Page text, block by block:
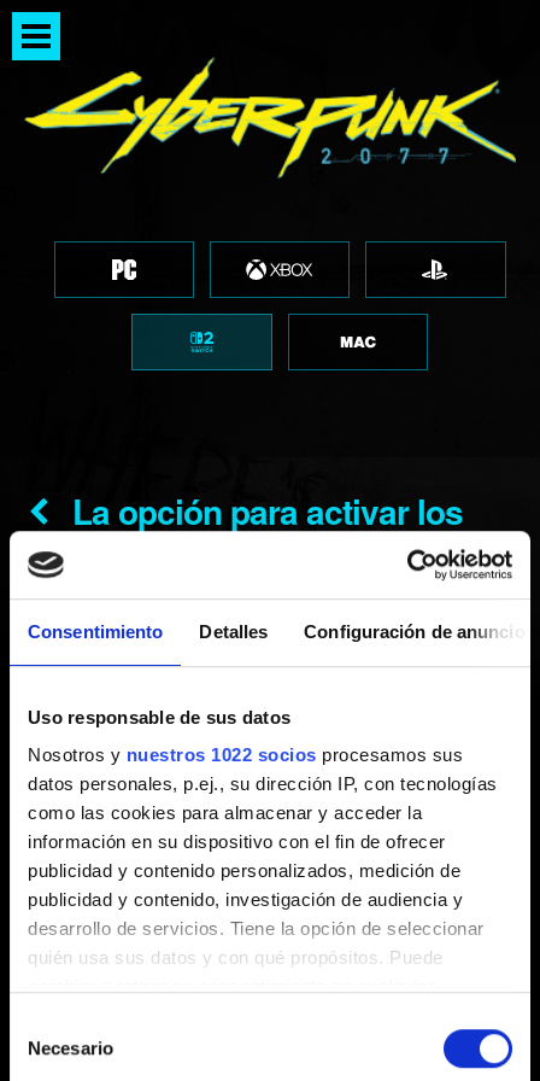
Consentimiento Detalles Configuración de anuncios
Uso responsable de sus datos
Nosotros y nuestros 1022 socios procesamos sus
datos personales, p.ej., su dirección IP, con tecnologías
como las cookies para almacenar y acceder la
información en su dispositivo con el fin de ofrecer
publicidad y contenido personalizados, medición de
publicidad y contenido, investigación de audiencia y
desarrollo de servicios. Tiene la opción de seleccionar
quién usa sus datos y con qué propósitos. Puede
el Menú de consentimiento.
Necesario
La opción para activar los
patrones de movimiento en los
ajustes del juego aparece en
Creado hace 1 año Actualizado hace 1 año
Para obtener una mejor experiencia de juego, la opción
de patrones de movimiento solo estará disponible en los
ajustes del juego después de completar el tutorial
correspondiente enEl rescate. Cuando Jackie te dé el
pincho del tutorial, puedes acceder a él y jugarlo en
cualquier momento mediante los ajustes del juego.